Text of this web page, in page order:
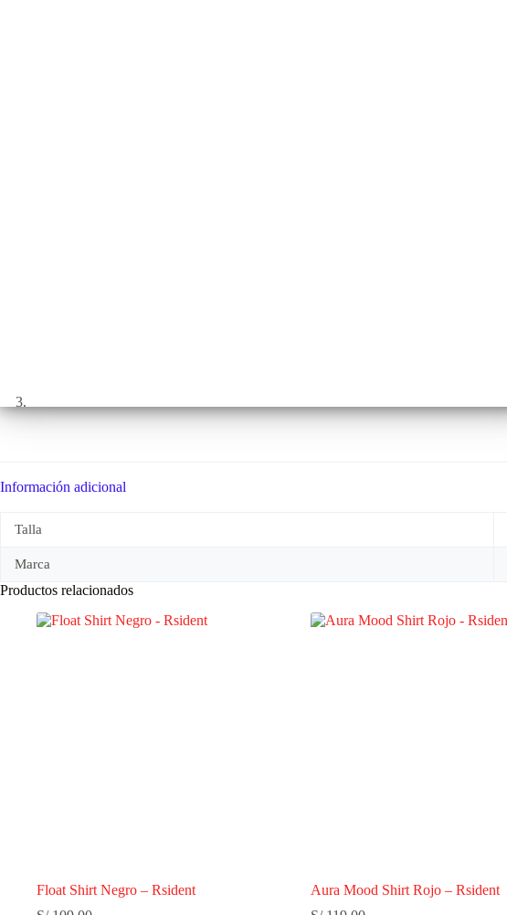
Información adicional
Talla
Marca
Productos relacionados
Float Shirt Negro – Rsident
Aura Mood Shirt Rojo – Rsident